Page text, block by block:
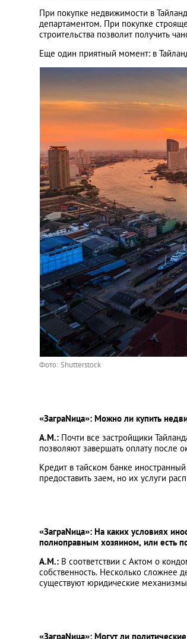
При покупке недвижимости в
департаментом. При покупке
строительства позволит получить
Еще один приятный момент: в
Фото: Shutterstock
«ЗаграNица»: Можно ли купить
А.М.: Почти все застройщики
позволяют завершать оплату после
Кредит в тайском банке
предоставить заем, но их услуги
«ЗаграNица»: На каких условиях
полноправным хозяином, или есть
А.М.: В соответствии с Актом о
собственность. Несколько сложнее
существуют юридические
«ЗаграNица»: Могут ли